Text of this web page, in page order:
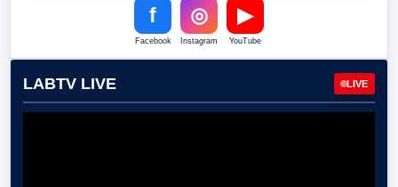
f
Facebook
◎
Instagram
▶
YouTube
LABTV LIVE LIVE